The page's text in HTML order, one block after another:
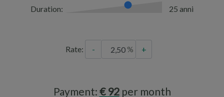
Duration: 25 anni
Rate: - +
Payment: 92per month